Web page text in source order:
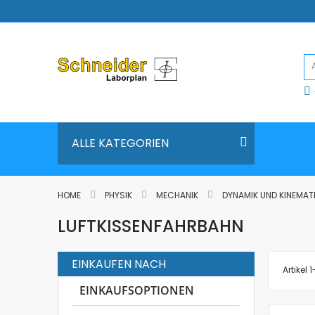
ALLE KATEGORIEN
HOME PHYSIK MECHANIK DYNAMIK UND
LUFTKISSENFAHRBAHN
Artikel 1
EINKAUFEN NACH
EINKAUFSOPTIONEN